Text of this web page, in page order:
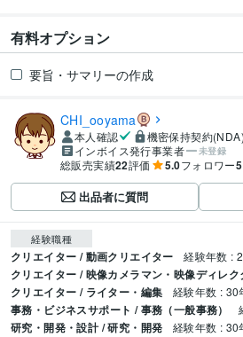
有料オプション
要旨・サマリーの作成
CHI_ooyama
本人確認
機密保持契約(NDA)
インボイス発行事業者
未登録
総販売実績22評価 5.0フォロワー5
出品者に質問
経験職種
クリエイター / 動画クリエイター 経験年数 :
クリエイター / 映像カメラマン・映像ディレク
クリエイター / ライター・編集 経験年数 : 30
事務・ビジネスサポート / 事務（一般事務）
研究・開発・設計 / 研究・開発 経験年数 : 30